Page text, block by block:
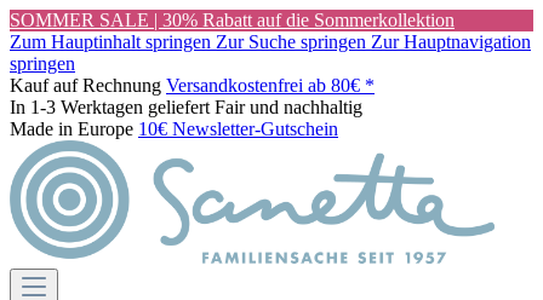
SOMMER SALE | 30% Rabatt auf die Sommerkollektion
Zum Hauptinhalt springen Zur Suche springen Zur Hauptnavigation
springen
Kauf auf Rechnung Versandkostenfrei ab 80€ *
In 1-3 Werktagen geliefert Fair und nachhaltig
Made in Europe 10€ Newsletter-Gutschein